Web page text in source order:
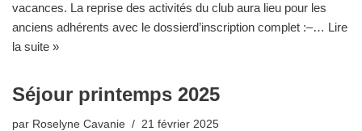
vacances. La reprise des activités du club aura lieu pour les
anciens adhérents avec le dossierd’inscription complet :–… Lire
la suite »
Séjour printemps 2025
par Roselyne Cavanie 21 février 2025